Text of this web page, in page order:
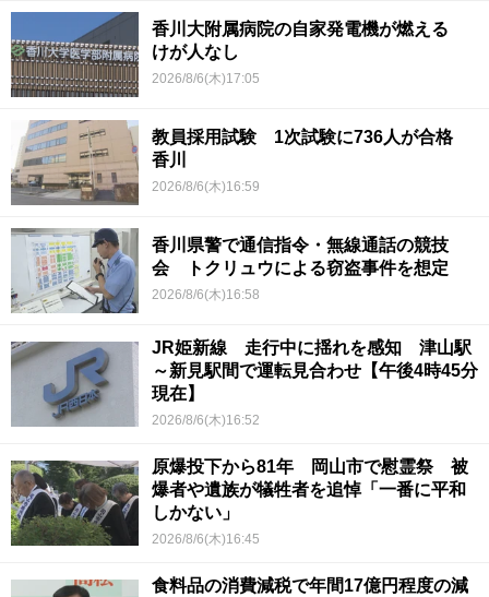
香川大附属病院の自家発電機が燃える
けが人なし
2026/8/6(木)17:05
教員採用試験 1次試験に736人が合格
香川
2026/8/6(木)16:59
香川県警で通信指令・無線通話の競技
会 トクリュウによる窃盗事件を想定
2026/8/6(木)16:58
JR姫新線 走行中に揺れを感知 津山駅
～新見駅間で運転見合わせ【午後4時45分
現在】
2026/8/6(木)16:52
原爆投下から81年 岡山市で慰霊祭 被
爆者や遺族が犠牲者を追悼「一番に平和
しかない」
2026/8/6(木)16:45
食料品の消費減税で年間17億円程度の減